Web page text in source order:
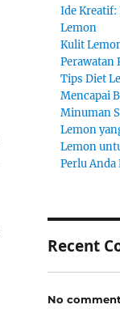
Ide
Lemon
Kulit
Perawatan
Tips Diet
Mencapai
Minuman
Lemon
Lemon
Perlu Anda
Recent
No